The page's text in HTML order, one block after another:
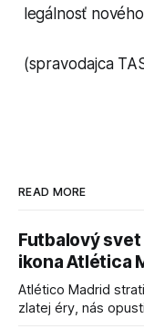
legálnosť
(spravodajca
READ MORE
Futbalový
ikona Atlética
Atlético Madrid
zlatej éry, nás